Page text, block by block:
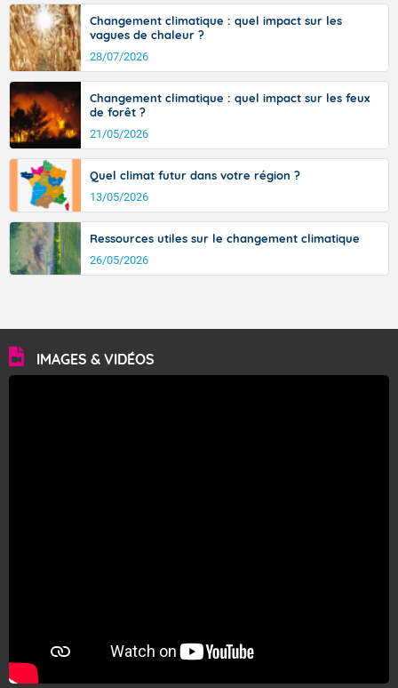
Changement climatique : quel impact sur les
vagues de chaleur ?
28/07/2026
Changement climatique : quel impact sur les feux
de forêt ?
21/05/2026
Quel climat futur dans votre région ?
13/05/2026
Ressources utiles sur le changement climatique
26/05/2026
IMAGES & VIDÉOS